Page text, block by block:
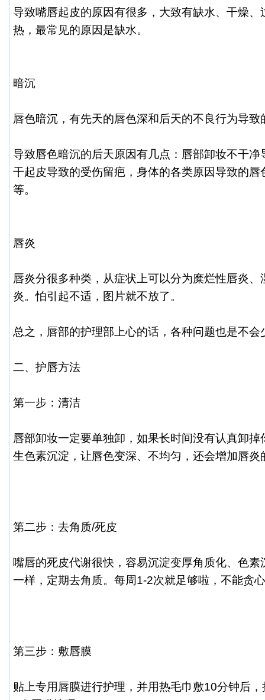
导致嘴唇起皮的原因有很多，大致有缺水、干燥
热，最常见的原因是缺水。
暗沉
唇色暗沉，有先天的唇色深和后天的不良行为导致
导致唇色暗沉的后天原因有几点：唇部卸妆不干净
干起皮导致的受伤留疤，身体的各类原因导致的唇
等。
唇炎
唇炎分很多种类，从症状上可以分为糜烂性唇炎
炎。怕引起不适，图片就不放了。
总之，唇部的护理部上心的话，各种问题也是不会
二、护唇方法
第一步：清洁
唇部卸妆一定要单独卸，如果长时间没有认真卸
生色素沉淀，让唇色变深、不均匀，还会增加唇炎
第二步：去角质/死皮
嘴唇的死皮代谢很快，容易沉淀变厚角质化、色
一样，定期去角质。每周1-2次就足够啦，不能贪
第三步：敷唇膜
贴上专用唇膜进行护理，并用热毛巾敷10分钟后